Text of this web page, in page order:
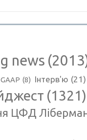
news
(8) Інтерв'ю (21)
(1321)
ЦФД